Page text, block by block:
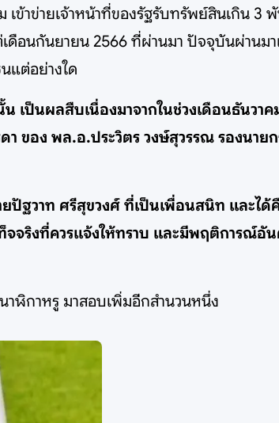
เข้าข่ายเจ้าหน้าที่ของรัฐรับทรัพย์สินเกิน 3
ดือนกันยายน 2566 ที่ผ่านมา ปัจจุบันผ่านม
แต่อย่างใด
เป็นผลสืบเนื่องมาจากในช่วงเดือนธันวาค
ของ พล.อ.ประวิตร วงษ์สุวรรณ รองนาย
ยปัฐวาท ศรีสุขวงศ์ ที่เป็นเพื่อนสนิท และไ
ริงที่ควรแจ้งให้ทราบ และมีพฤติการณ์อัน
าฬิกาหรู มาสอบเพิ่มอีกสำนวนหนึ่ง